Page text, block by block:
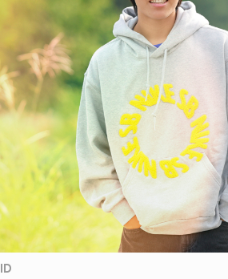
ID